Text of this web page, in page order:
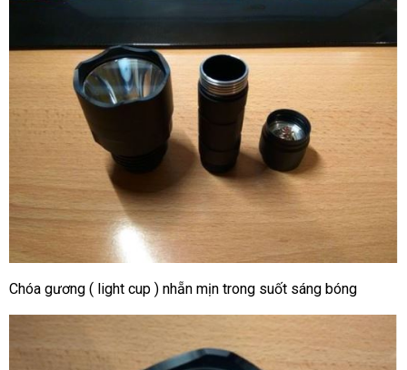
Chóa gương ( light cup ) nhẵn mịn trong suốt sáng bóng